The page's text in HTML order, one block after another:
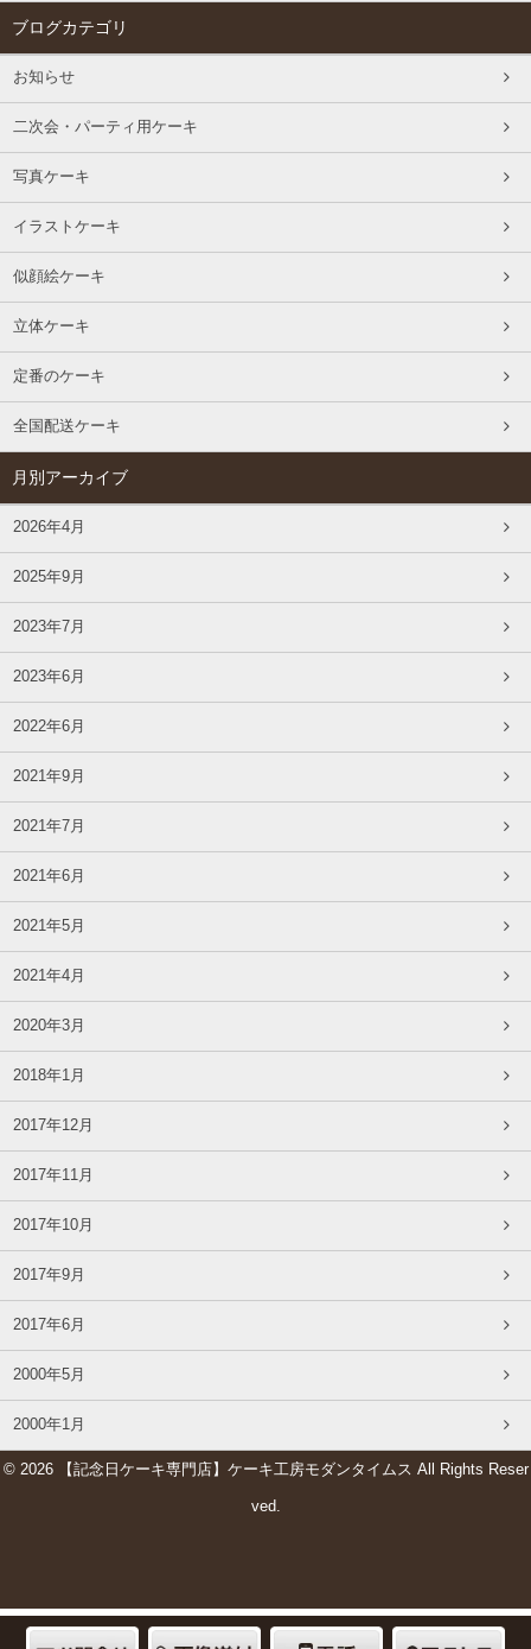
ブログカテゴリ
お知らせ
二次会・パーティ用ケーキ
写真ケーキ
イラストケーキ
似顔絵ケーキ
立体ケーキ
定番のケーキ
全国配送ケーキ
月別アーカイブ
2026年4月
2025年9月
2023年7月
2023年6月
2022年6月
2021年9月
2021年7月
2021年6月
2021年5月
2021年4月
2020年3月
2018年1月
2017年12月
2017年11月
2017年10月
2017年9月
2017年6月
2000年5月
2000年1月
© 2026 【記念日ケーキ専門店】ケーキ工房モダンタイムス All Rights Reser
ved.